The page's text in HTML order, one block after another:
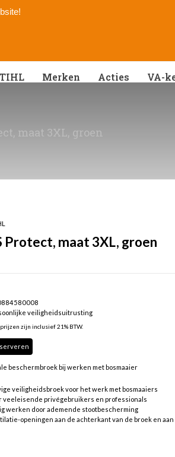
Merken Acties VA-
maat 3XL, groen
Protect, maat 3XL, groen
veiligheidsuitrusting
zijn inclusief 21% BTW.
beschermbroek bij werken met bosmaaier
veiligheidsbroek voor het werk met bosmaaiers
veeleisende privégebruikers en professionals
werken door ademende stootbescherming
openingen aan de achterkant van de broek en